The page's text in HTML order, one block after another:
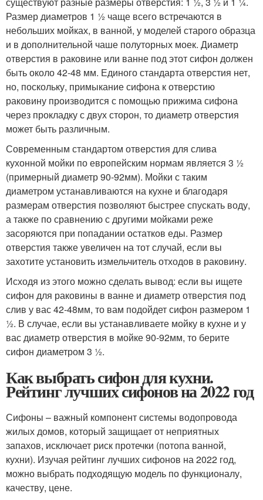
Размер диаметров 1 ½ чаще всего встречаются в
небольших мойках, в ванной, у моделей старого образца
и в дополнительной чаше полуторных моек. Диаметр
отверстия в раковине или ванне под этот сифон должен
быть около 42-48 мм. Единого стандарта отверстия нет,
но, поскольку, примыкание сифона к отверстию
раковину производится с помощью прижима сифона
через прокладку с двух сторон, то диаметр отверстия
может быть различным.
Современным стандартом отверстия для слива
кухонной мойки по европейским нормам является 3 ½
(примерный диаметр 90-92мм). Мойки с таким
диаметром устанавливаются на кухне и благодаря
размерам отверстия позволяют быстрее спускать воду,
а также по сравнению с другими мойками реже
засоряются при попадании остатков еды. Размер
отверстия также увеличен на тот случай, если вы
захотите установить измельчитель отходов в раковину.
Исходя из этого можно сделать вывод: если вы ищете
сифон для раковины в ванне и диаметр отверстия под
слив у вас 42-48мм, то вам подойдет сифон размером 1
½. В случае, если вы устанавливаете мойку в кухне и у
вас диаметр отверстия в мойке 90-92мм, то берите
сифон диаметром 3 ½.
Как выбрать сифон для кухни.
Рейтинг лучших сифонов на 2022 год
Сифоны – важный компонент системы водопровода
жилых домов, который защищает от неприятных
запахов, исключает риск протечки (потопа ванной,
кухни). Изучая рейтинг лучших сифонов на 2022 год,
можно выбрать подходящую модель по функционалу,
качеству, цене.